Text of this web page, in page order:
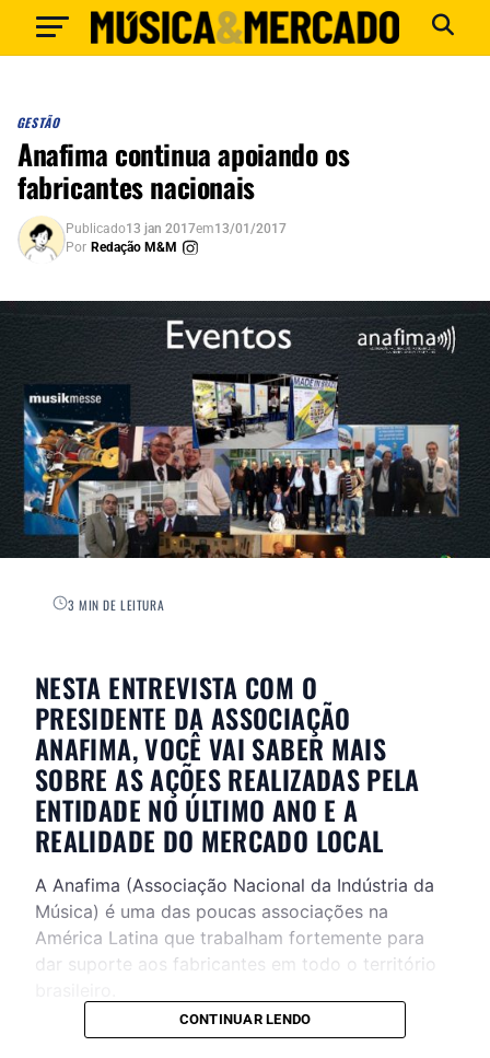
GESTÃO
Anafima continua apoiando os
fabricantes nacionais
Publicado13 jan 2017em13/01/2017
Por Redação M&M
3 MIN DE LEITURA
NESTA ENTREVISTA COM O
PRESIDENTE DA ASSOCIAÇÃO
ANAFIMA, VOCÊ VAI SABER MAIS
SOBRE AS AÇÕES REALIZADAS PELA
ENTIDADE NO ÚLTIMO ANO E A
REALIDADE DO MERCADO LOCAL
A Anafima (Associação Nacional da Indústria da
Música) é uma das poucas associações na
América Latina que trabalham fortemente para
dar suporte aos fabricantes em todo o território
CONTINUAR LENDO